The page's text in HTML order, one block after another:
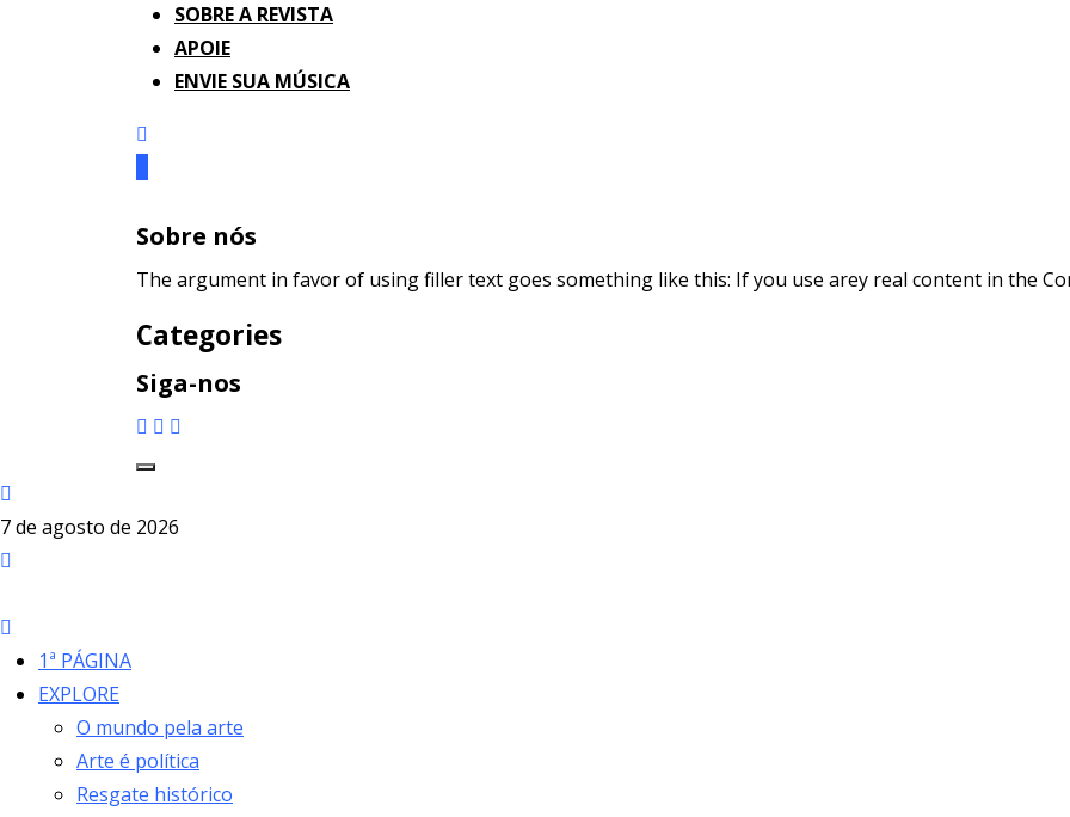
SOBRE A REVISTA
APOIE
ENVIE SUA MÚSICA
Sobre nós
The argument in favor of using filler text goes something like this: If you use arey real content in the
Categories
Siga-nos
7 de agosto de 2026
1ª PÁGINA
EXPLORE
O mundo pela arte
Arte é política
Resgate histórico